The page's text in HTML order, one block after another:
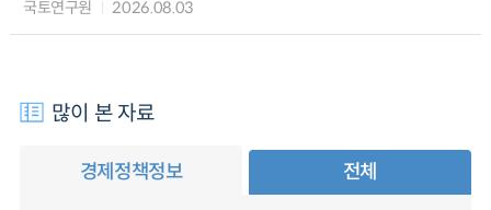
국토연구원 2026.08.03
많이 본 자료
경제정책정보 전체